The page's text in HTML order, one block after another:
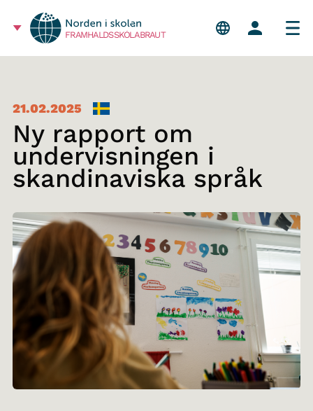
FRAMHALDSSKÓLABRAUT
21.02.2025
Ny rapport om
undervisningen i
skandinaviska språk